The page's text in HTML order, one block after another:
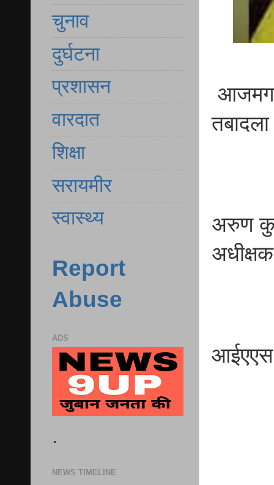
तबादला
अरुण
आईएएस
चुनाव
दुर्घटना
प्रशासन
वारदात
शिक्षा
सरायमीर
स्वास्थ्य
Report
Abuse
ADS
.
NEWS TIMELINE